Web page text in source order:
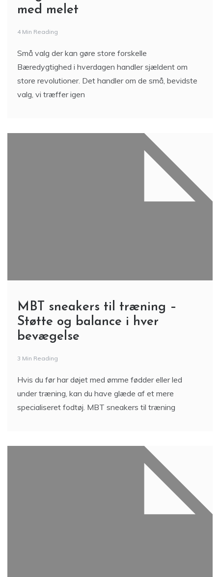
med melet
4 Min Reading
Små valg der kan gøre store forskelle
Bæredygtighed i hverdagen handler sjældent om
store revolutioner. Det handler om de små, bevidste
valg, vi træffer igen
MBT sneakers til træning –
Støtte og balance i hver
bevægelse
3 Min Reading
Hvis du før har døjet med ømme fødder eller led
under træning, kan du have glæde af et mere
specialiseret fodtøj. MBT sneakers til træning